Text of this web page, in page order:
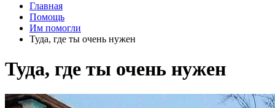
Главная
Помощь
Им помогли
Туда, где ты очень нужен
Туда, где ты очень нужен